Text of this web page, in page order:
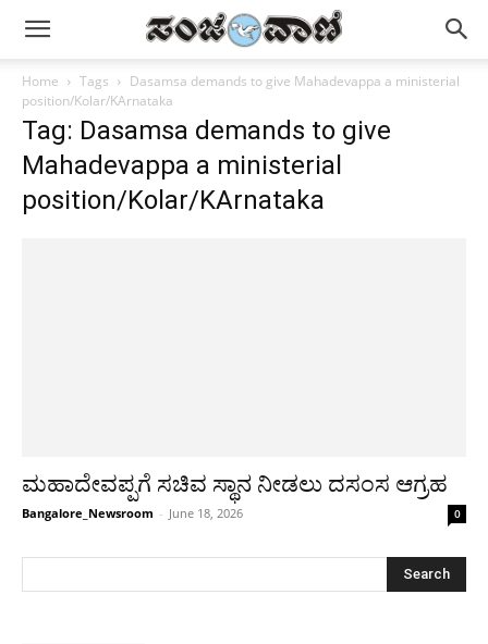
Home Tags
Dasamsa demands to give Mahadevappa a ministerial
position/Kolar/KArnataka
Tag: Dasamsa demands to give
Mahadevappa a ministerial
position/Kolar/KArnataka
ಮಹಾದೇವಪ್ಪಗೆ ಸಚಿವ ಸ್ಥಾನ ನೀಡಲು ದಸಂಸ ಆಗ್ರಹ
Bangalore_Newsroom - June 18, 2026 0